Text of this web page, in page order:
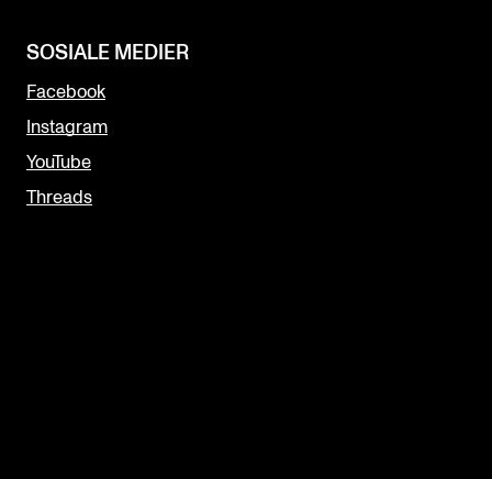
SOSIALE MEDIER
Facebook
Instagram
YouTube
Threads